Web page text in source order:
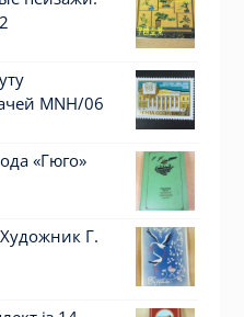
MNH/06
«Гюго»
Г.